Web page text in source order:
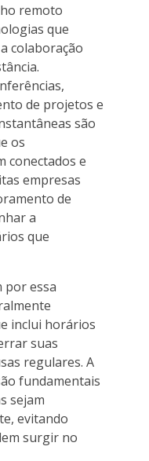
remoto
que
colaboração
de projetos e
são
os
conectados e
empresas
de
a
que
por essa
inclui horários
suas
regulares. A
fundamentais
sejam
evitando
surgir no